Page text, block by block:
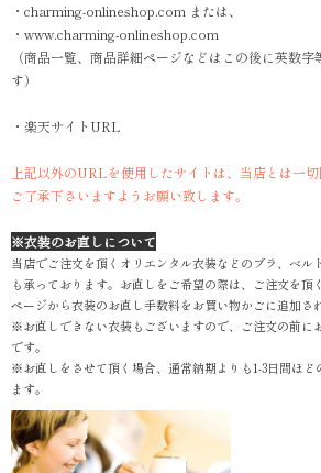
・charming-onlineshop.com または、
・www.charming-onlineshop.com
（商品一覧、商品詳細ページなどはこの後に英数
す）
・楽天サイトURL
上記以外のURLを使用したサイトは、当店とは一切
ご了承下さいますようお願い致します。
※衣装のお直しについて
当店でご注文を頂くオリエンタル衣装などのブラ、ベル
も承っております。お直しをご希望の際は、ご注文を頂
ページから衣装のお直し手数料をお買い物かごに追加さ
※お直しできない衣装もございますので、ご注文の前に
です。
※お直しをさせて頂く場合、通常納期よりも1-3日間ほど
ます。